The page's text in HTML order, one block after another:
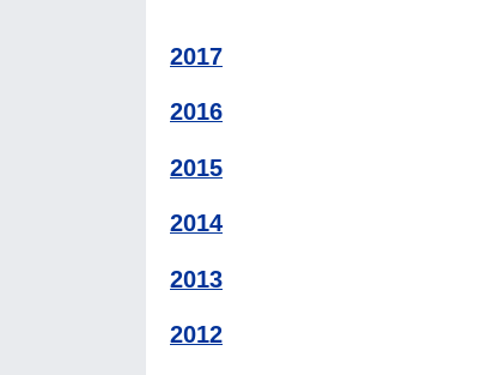
2017
2016
2015
2014
2013
2012